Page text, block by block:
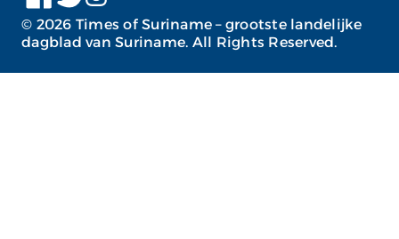
© 2026 Times of Suriname – grootste landelijke
dagblad van Suriname. All Rights Reserved.